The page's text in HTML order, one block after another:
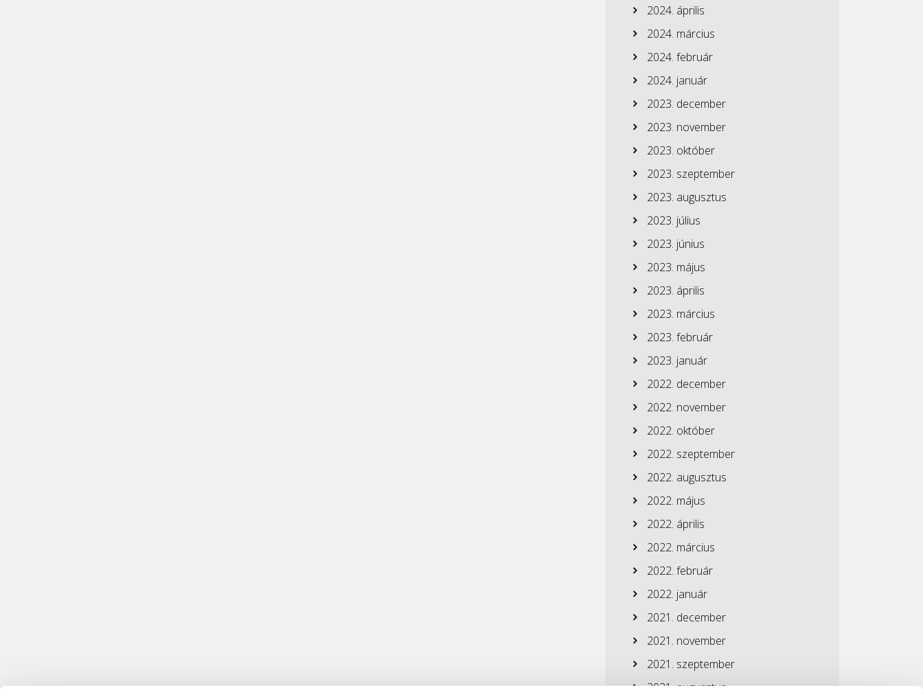
2024. április
2024. március
2024. február
2024. január
2023. december
2023. november
2023. október
2023. szeptember
2023. augusztus
2023. július
2023. június
2023. május
2023. április
2023. március
2023. február
2023. január
2022. december
2022. november
2022. október
2022. szeptember
2022. augusztus
2022. május
2022. április
2022. március
2022. február
2022. január
2021. december
2021. november
2021. szeptember
2021. augusztus